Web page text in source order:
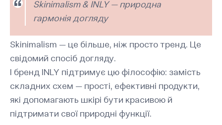
Skinimalism & INLY — природна
гармонія догляду
Skinimalism — це більше, ніж просто тренд. Це
свідомий спосіб догляду.
І бренд INLY підтримує цю філософію: замість
складних схем — прості, ефективні продукти,
які допомагають шкірі бути красивою й
підтримати свої природні функції.